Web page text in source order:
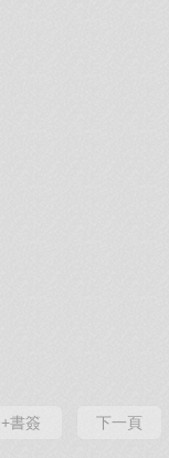
+書簽 下一頁